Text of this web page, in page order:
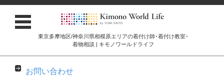
東京多摩地区/神奈川県相模原エリアの着付け師･着付け教室･
着物相談 | キモノワールドライフ
お問い合わせ